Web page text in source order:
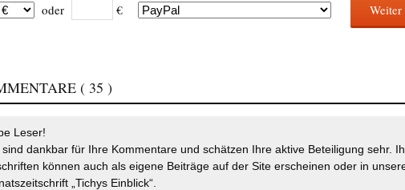
oder € Weiter
( 35 )
Leser!
sind dankbar für Ihre Kommentare und schätzen Ihre aktive Beteiligung sehr.
können auch als eigene Beiträge auf der Site erscheinen oder in
„Tichys Einblick“.